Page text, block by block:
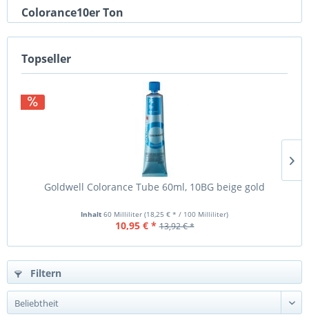
Colorance10er Ton
Topseller
Goldwell Colorance Tube 60ml, 10BG beige gold
Inhalt 60 Milliliter (18,25 € * / 100 Milliliter)
10,95 € * 13,92 € *
Filtern